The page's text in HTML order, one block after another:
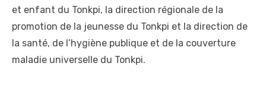
et enfant du Tonkpi, la direction régionale de la
promotion de la jeunesse du Tonkpi et la direction de
la santé, de l’hygiène publique et de la couverture
maladie universelle du Tonkpi.